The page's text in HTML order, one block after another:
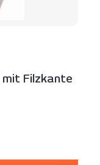
von 5 Sternen
mit Filzkante